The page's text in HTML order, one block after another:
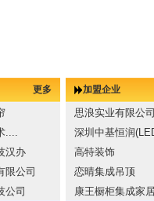
更多
....
汉办
限公司
公司
加盟企业
思浪实业有限公
深圳中基恒润
高特装饰
恋晴集成吊顶
康王橱柜集成家